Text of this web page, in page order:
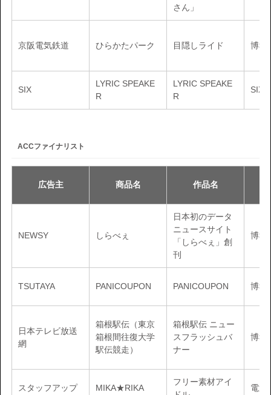
さん」
京阪電気鉄道 ひらかたパーク 目隠しライド 博報
SIX
LYRIC SPEAKE
R
LYRIC SPEAKE
R
SIX
ACCファイナリスト
広告主 商品名 作品名
NEWSY しらべぇ
日本初のデータ
ニュースサイト
「しらべぇ」創
刊
博報
TSUTAYA PANICOUPON PANICOUPON 博報
日本テレビ放送
網
箱根駅伝（東京
箱根間往復大学
駅伝競走）
箱根駅伝 ニュー
スフラッシュバ
ナー
博報
スタッフアップ MIKA★RIKA
フリー素材アイ
電通